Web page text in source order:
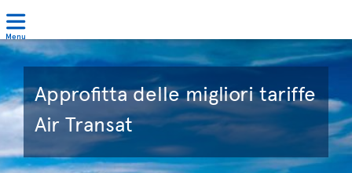
Menu
Approfitta delle migliori tariffe
Air Transat